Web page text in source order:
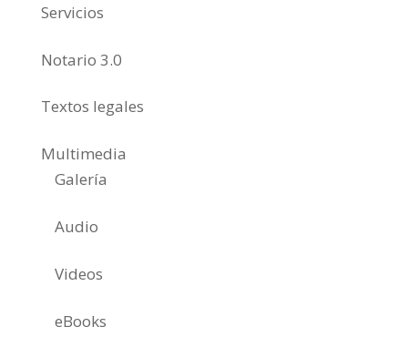
Servicios
Notario 3.0
Textos legales
Multimedia
Galería
Audio
Videos
eBooks